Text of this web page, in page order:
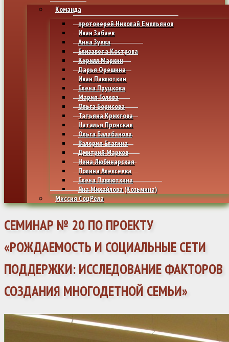
Команда
протоиерей Николай Емельянов
Иван Забаев
Анна Зуева
Елизавета Кострова
Кирилл Маркин
Дарья Орешина
Иван Павлюткин
Елена Пруцкова
Мария Голева
Ольга Борисова
Татьяна Крихтова
Наталья Пронская
Ольга Балабанова
Валерия Елагина
Дмитрий Марков
Нина Любинарская
Полина Алексеева
Елена Павлюткина
Яна Михайлова (Козьмина)
Миссия СоцРела
СЕМИНАР № 20 ПО ПРОЕКТУ
«РОЖДАЕМОСТЬ И СОЦИАЛЬНЫЕ СЕТИ
ПОДДЕРЖКИ: ИССЛЕДОВАНИЕ ФАКТОРОВ
СОЗДАНИЯ МНОГОДЕТНОЙ СЕМЬИ»